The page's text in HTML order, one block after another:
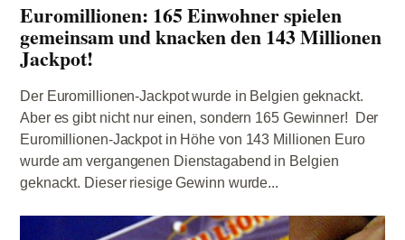
Euromillionen: 165 Einwohner spielen
gemeinsam und knacken den 143 Millionen
Jackpot!
Der Euromillionen-Jackpot wurde in Belgien geknackt.
Aber es gibt nicht nur einen, sondern 165 Gewinner! Der
Euromillionen-Jackpot in Höhe von 143 Millionen Euro
wurde am vergangenen Dienstagabend in Belgien
geknackt. Dieser riesige Gewinn wurde...